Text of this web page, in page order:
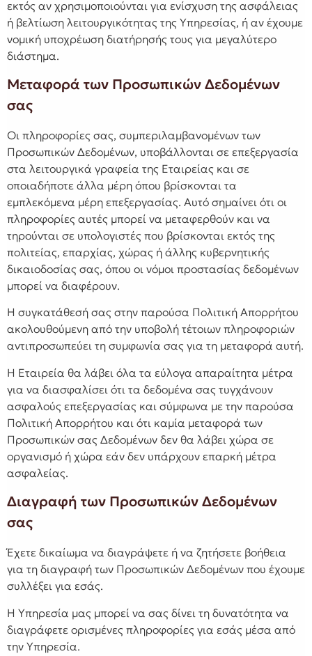
εκτός αν χρησιμοποιούνται για ενίσχυση της ασφάλειας
ή βελτίωση λειτουργικότητας της Υπηρεσίας, ή αν έχουμε
νομική υποχρέωση διατήρησής τους για μεγαλύτερο
διάστημα.
Μεταφορά των Προσωπικών Δεδομένων
σας
Οι πληροφορίες σας, συμπεριλαμβανομένων των
Προσωπικών Δεδομένων, υποβάλλονται σε επεξεργασία
στα λειτουργικά γραφεία της Εταιρείας και σε
οποιαδήποτε άλλα μέρη όπου βρίσκονται τα
εμπλεκόμενα μέρη επεξεργασίας. Αυτό σημαίνει ότι οι
πληροφορίες αυτές μπορεί να μεταφερθούν και να
τηρούνται σε υπολογιστές που βρίσκονται εκτός της
πολιτείας, επαρχίας, χώρας ή άλλης κυβερνητικής
δικαιοδοσίας σας, όπου οι νόμοι προστασίας δεδομένων
μπορεί να διαφέρουν.
Η συγκατάθεσή σας στην παρούσα Πολιτική Απορρήτου
ακολουθούμενη από την υποβολή τέτοιων πληροφοριών
αντιπροσωπεύει τη συμφωνία σας για τη μεταφορά αυτή.
Η Εταιρεία θα λάβει όλα τα εύλογα απαραίτητα μέτρα
για να διασφαλίσει ότι τα δεδομένα σας τυγχάνουν
ασφαλούς επεξεργασίας και σύμφωνα με την παρούσα
Πολιτική Απορρήτου και ότι καμία μεταφορά των
Προσωπικών σας Δεδομένων δεν θα λάβει χώρα σε
οργανισμό ή χώρα εάν δεν υπάρχουν επαρκή μέτρα
ασφαλείας.
Διαγραφή των Προσωπικών Δεδομένων
σας
Έχετε δικαίωμα να διαγράψετε ή να ζητήσετε βοήθεια
για τη διαγραφή των Προσωπικών Δεδομένων που έχουμε
συλλέξει για εσάς.
Η Υπηρεσία μας μπορεί να σας δίνει τη δυνατότητα να
διαγράφετε ορισμένες πληροφορίες για εσάς μέσα από
την Υπηρεσία.